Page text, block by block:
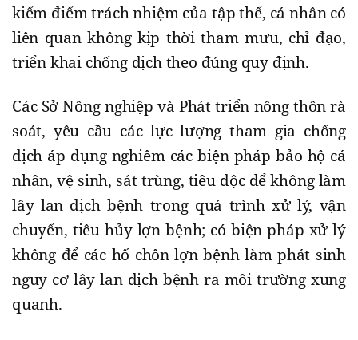
kiểm điểm trách nhiệm của tập thể, cá nhân có
liên quan không kịp thời tham mưu, chỉ đạo,
triển khai chống dịch theo đúng quy định.
Các Sở Nông nghiệp và Phát triển nông thôn rà
soát, yêu cầu các lực lượng tham gia chống
dịch áp dụng nghiêm các biện pháp bảo hộ cá
nhân, vệ sinh, sát trùng, tiêu độc để không làm
lây lan dịch bệnh trong quá trình xử lý, vận
chuyển, tiêu hủy lợn bệnh; có biện pháp xử lý
không để các hố chôn lợn bệnh làm phát sinh
nguy cơ lây lan dịch bệnh ra môi trường xung
quanh.